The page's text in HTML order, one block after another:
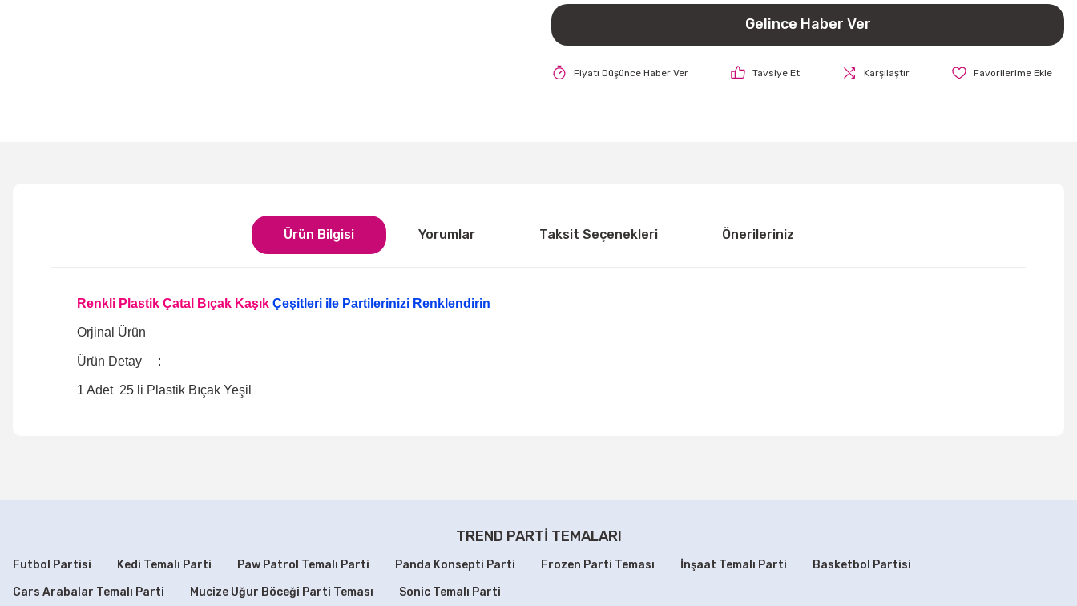
Gelince Haber Ver
Fiyatı Düşünce Haber Ver Tavsiye Et Karşılaştır
Ürün Bilgisi Yorumlar Taksit Seçenekleri Önerileriniz
Renkli Plastik Çatal Bıçak Kaşık Çeşitleri ile Partilerinizi Renklendirin
Orjinal Ürün
Ürün Detay :
1 Adet 25 li Plastik Bıçak Yeşil
Yorum Yaz
Bu ürüne benzer farklı alternatifler olmalı.
TREND PARTİ TEMALARI
Futbol Partisi Kedi Temalı Parti Paw Patrol Temalı Parti Panda Konsepti Parti Frozen Parti Teması İnşaat Temalı Parti
Basketbol Partisi
Cars Arabalar Temalı Parti
Mucize Uğur Böceği Parti Teması Sonic Temalı Parti